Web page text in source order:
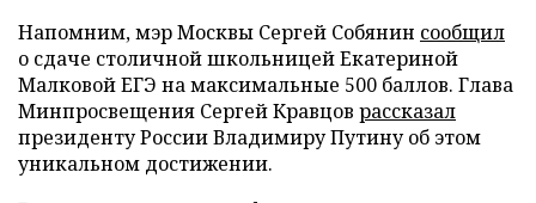
Напомним, мэр Москвы Сергей Собянин сообщил
о сдаче столичной школьницей Екатериной
Малковой ЕГЭ на максимальные 500 баллов. Глава
Минпросвещения Сергей Кравцов рассказал
президенту России Владимиру Путину об этом
уникальном достижении.